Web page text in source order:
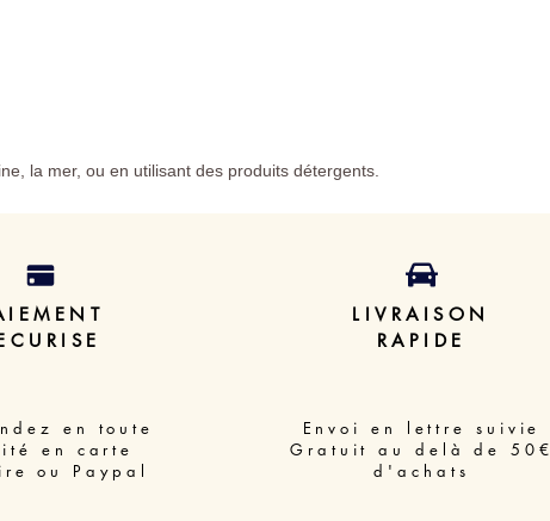
la mer, ou en utilisant des produits détergents.
en toute
en carte
ou Paypal
LIVRAISON
RAPIDE
Envoi en lettre suivie
Gratuit au delà de 50€
d'achats